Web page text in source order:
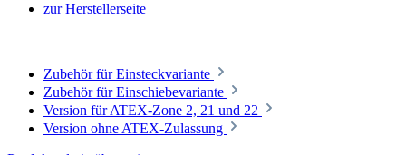
zur Herstellerseite
Zubehör für Einsteckvariante
Zubehör für Einschiebevariante
Version für ATEX-Zone 2, 21 und 22
Version ohne ATEX-Zulassung